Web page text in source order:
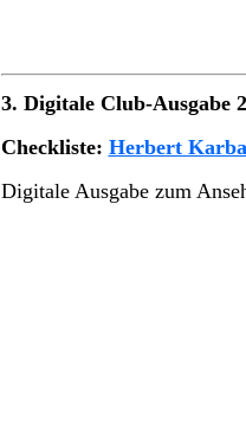
3. Digitale Club-Ausgabe
Checkliste: Herbert
Digitale Ausgabe zum